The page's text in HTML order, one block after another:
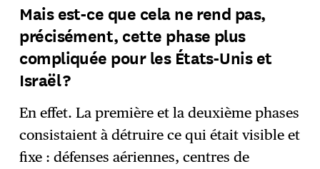
Mais est-ce que cela ne rend pas,
précisément, cette phase plus
compliquée pour les États-Unis et
Israël ?
En effet. La première et la deuxième phases
consistaient à détruire ce qui était visible et
fixe : défenses aériennes, centres de